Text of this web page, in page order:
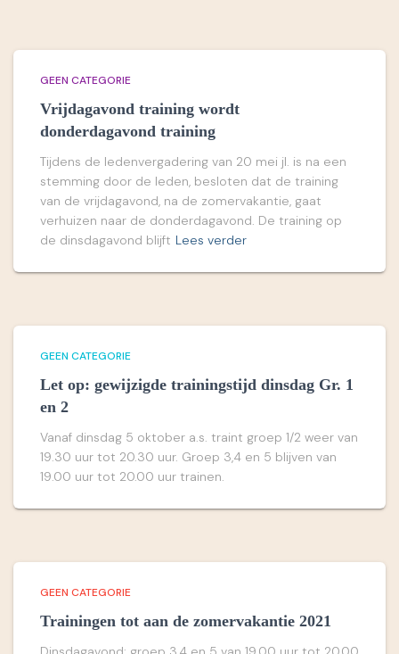
GEEN CATEGORIE
Vrijdagavond training wordt
donderdagavond training
Tijdens de ledenvergadering van 20 mei jl. is na een
stemming door de leden, besloten dat de training
van de vrijdagavond, na de zomervakantie, gaat
verhuizen naar de donderdagavond. De training op
de dinsdagavond blijft Lees verder
GEEN CATEGORIE
Let op: gewijzigde trainingstijd dinsdag Gr. 1
en 2
Vanaf dinsdag 5 oktober a.s. traint groep 1/2 weer van
19.30 uur tot 20.30 uur. Groep 3,4 en 5 blijven van
19.00 uur tot 20.00 uur trainen.
GEEN CATEGORIE
Trainingen tot aan de zomervakantie 2021